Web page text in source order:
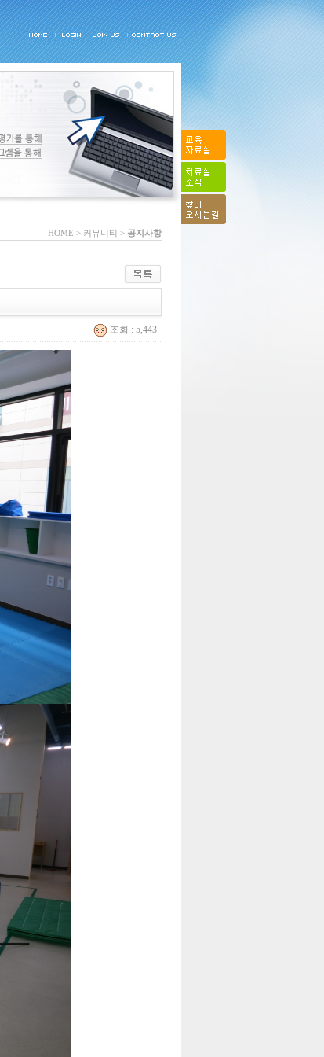
HOME > 커뮤니티 > 공지사항
조회 : 5,443